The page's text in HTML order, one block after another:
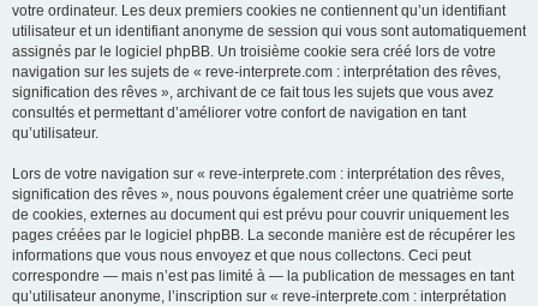
votre ordinateur. Les deux premiers cookies ne contiennent qu’un identifiant
utilisateur et un identifiant anonyme de session qui vous sont automatiquement
assignés par le logiciel phpBB. Un troisième cookie sera créé lors de votre
navigation sur les sujets de « reve-interprete.com : interprétation des rêves,
signification des rêves », archivant de ce fait tous les sujets que vous avez
consultés et permettant d’améliorer votre confort de navigation en tant
qu’utilisateur.
Lors de votre navigation sur « reve-interprete.com : interprétation des rêves,
signification des rêves », nous pouvons également créer une quatrième sorte
de cookies, externes au document qui est prévu pour couvrir uniquement les
pages créées par le logiciel phpBB. La seconde manière est de récupérer les
informations que vous nous envoyez et que nous collectons. Ceci peut
correspondre — mais n’est pas limité à — la publication de messages en tant
qu’utilisateur anonyme, l’inscription sur « reve-interprete.com : interprétation